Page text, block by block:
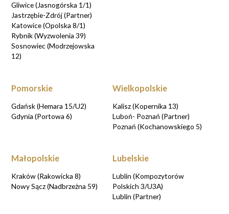
Gliwice (Jasnogórska 1/1)
Jastrzębie-Zdrój (Partner)
Katowice (Opolska 8/1)
Rybnik (Wyzwolenia 39)
Sosnowiec (Modrzejowska
12)
Pomorskie
Gdańsk (Hemara 15/U2)
Gdynia (Portowa 6)
Wielkopolskie
Kalisz (Kopernika 13)
Luboń- Poznań (Partner)
Poznań (Kochanowskiego 5)
Małopolskie
Kraków (Rakowicka 8)
Nowy Sącz (Nadbrzeżna 59)
Lubelskie
Lublin (Kompozytorów
Polskich 3/U3A)
Lublin (Partner)